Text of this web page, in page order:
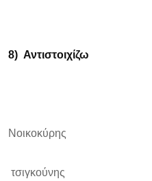
8) Αντιστοιχίζω
Νοικοκύρης
τσιγκούνης